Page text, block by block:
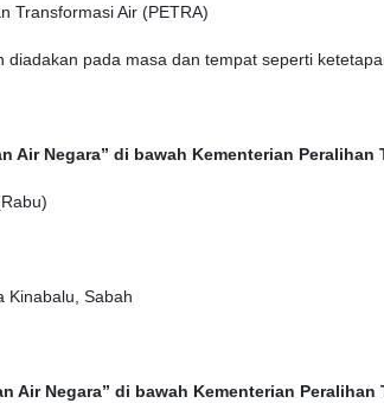
Transformasi Air (PETRA)
diadakan pada masa dan tempat seperti
Negara” di bawah Kementerian Peralihan
Sabah
Air Negara” di bawah Kementerian Peralihan